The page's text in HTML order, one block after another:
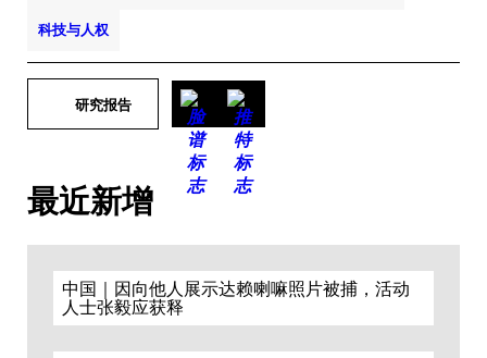
科技与人权
研究报告
最近新增
中国｜因向他人展示达赖喇嘛照片被捕，活动
人士张毅应获释